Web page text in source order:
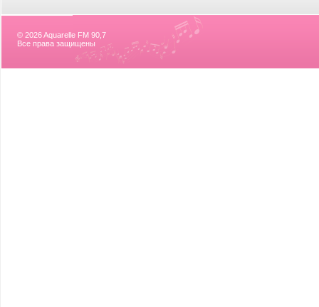
© 2026 Aquarelle FM 90,7
Все права защищены